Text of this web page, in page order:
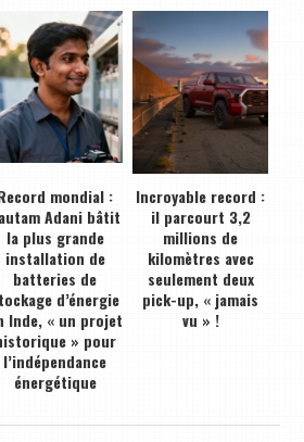
mondial :
Adani bâtit
la plus grande
installation de
batteries de
d’énergie
Inde, « un projet
» pour
l’indépendance
énergétique
Incroyable record :
il parcourt 3,2
millions de
kilomètres avec
seulement deux
pick-up, « jamais
vu » !